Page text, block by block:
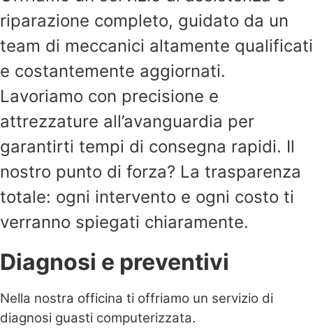
riparazione completo, guidato da un
team di meccanici altamente qualificati
e costantemente aggiornati.
Lavoriamo con precisione e
attrezzature all’avanguardia per
garantirti tempi di consegna rapidi. Il
nostro punto di forza? La trasparenza
totale: ogni intervento e ogni costo ti
verranno spiegati chiaramente.
Diagnosi e preventivi
Nella nostra officina ti offriamo un servizio di
diagnosi guasti computerizzata.